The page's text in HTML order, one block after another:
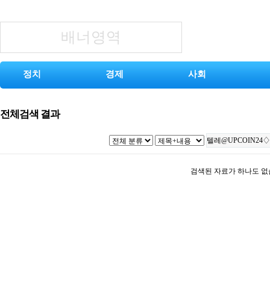
배너영역
정치 경제 사회
전체검색 결과
검색된 자료가 하나도 없